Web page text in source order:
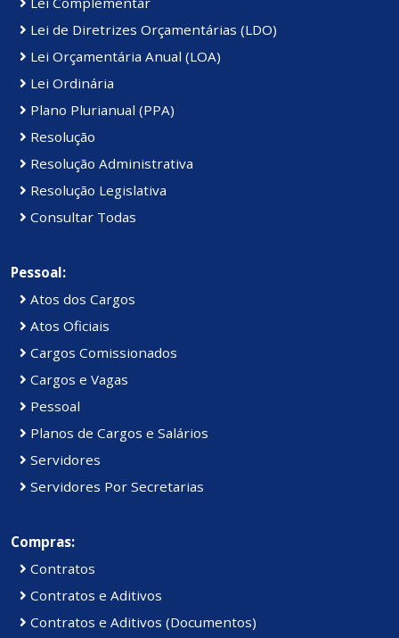
Lei de Diretrizes Orçamentárias (LDO)
Lei Orçamentária Anual (LOA)
Lei Ordinária
Plano Plurianual (PPA)
Resolução
Resolução Administrativa
Resolução Legislativa
Consultar Todas
Pessoal:
Atos dos Cargos
Atos Oficiais
Cargos Comissionados
Cargos e Vagas
Pessoal
Planos de Cargos e Salários
Servidores
Servidores Por Secretarias
Compras:
Contratos
Contratos e Aditivos
Contratos e Aditivos (Documentos)